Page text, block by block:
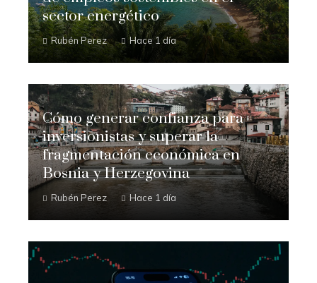
sector energético
Rubén Perez Hace 1 día
Cómo generar confianza para
inversionistas y superar la
fragmentación económica en
Bosnia y Herzegovina
Rubén Perez Hace 1 día